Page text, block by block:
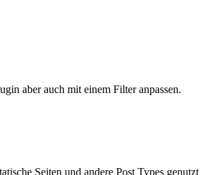
aber auch mit einem Filter anpassen.
Seiten und andere Post Types genutzt